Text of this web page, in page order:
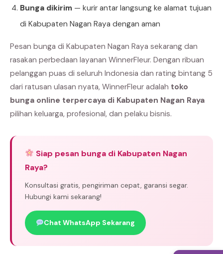
Bunga dikirim — kurir antar langsung ke alamat tujuan
di Kabupaten Nagan Raya dengan aman
Pesan bunga di Kabupaten Nagan Raya sekarang dan
rasakan perbedaan layanan WinnerFleur. Dengan ribuan
pelanggan puas di seluruh Indonesia dan rating bintang 5
dari ratusan ulasan nyata, WinnerFleur adalah toko
bunga online terpercaya di Kabupaten Nagan Raya
pilihan keluarga, profesional, dan pelaku bisnis.
Siap pesan bunga di Kabupaten Nagan
Raya?
Konsultasi gratis, pengiriman cepat, garansi segar.
Hubungi kami sekarang!
Chat WhatsApp Sekarang